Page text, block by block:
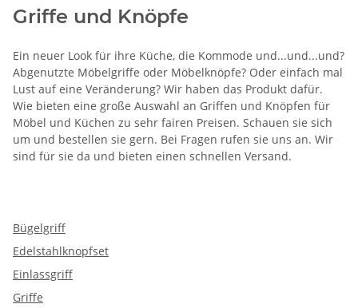
Griffe und Knöpfe
Ein neuer Look für ihre Küche, die Kommode und...und...und?
Abgenutzte Möbelgriffe oder Möbelknöpfe? Oder einfach mal
Lust auf eine Veränderung? Wir haben das Produkt dafür.
Wie bieten eine große Auswahl an Griffen und Knöpfen für
Möbel und Küchen zu sehr fairen Preisen. Schauen sie sich
um und bestellen sie gern. Bei Fragen rufen sie uns an. Wir
sind für sie da und bieten einen schnellen Versand.
Bügelgriff
Edelstahlknopfset
Einlassgriff
Griffe